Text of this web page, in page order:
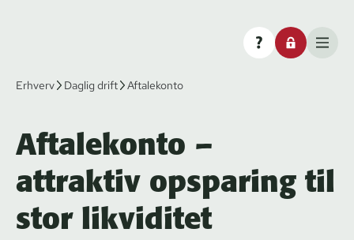
Erhverv Daglig drift Aftalekonto
Aftalekonto –
attraktiv opsparing til
stor likviditet